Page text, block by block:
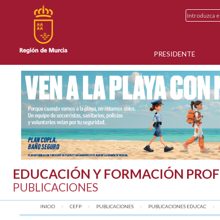
PRESIDENTE
EDUCACIÓN Y FORMACIÓN
PUBLICACIONES
INICIO CEFP PUBLICACIONES PUBLICACIONES EDUCAC